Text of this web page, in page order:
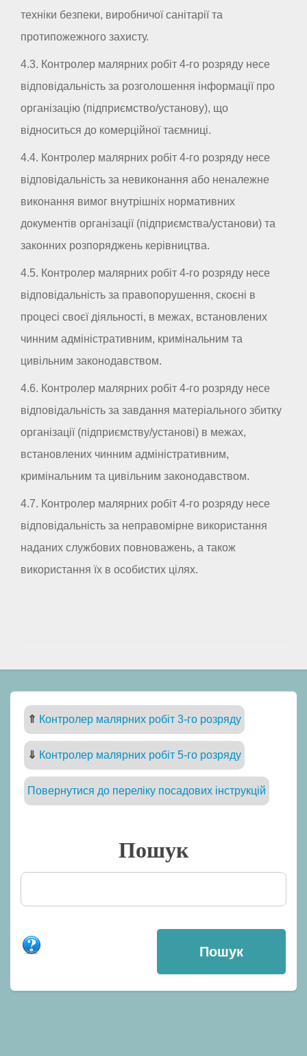
техніки безпеки, виробничої санітарії та
протипожежного захисту.
4.3. Контролер малярних робіт 4-го розряду несе
відповідальність за розголошення інформації про
організацію (підприємство/установу), що
відноситься до комерційної таємниці.
4.4. Контролер малярних робіт 4-го розряду несе
відповідальність за невиконання або неналежне
виконання вимог внутрішніх нормативних
документів організації (підприємства/установи) та
законних розпоряджень керівництва.
4.5. Контролер малярних робіт 4-го розряду несе
відповідальність за правопорушення, скоєні в
процесі своєї діяльності, в межах, встановлених
чинним адміністративним, кримінальним та
цивільним законодавством.
4.6. Контролер малярних робіт 4-го розряду несе
відповідальність за завдання матеріального збитку
організації (підприємству/установі) в межах,
встановлених чинним адміністративним,
кримінальним та цивільним законодавством.
4.7. Контролер малярних робіт 4-го розряду несе
відповідальність за неправомірне використання
наданих службових повноважень, а також
використання їх в особистих цілях.
⇑ Контролер малярних робіт 3-го розряду
⇓ Контролер малярних робіт 5-го розряду
Повернутися до переліку посадових інструкцій
Пошук